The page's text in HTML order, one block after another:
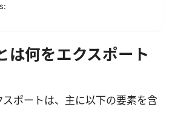
は何をエクスポート
ポートは、主に以下の要素を含